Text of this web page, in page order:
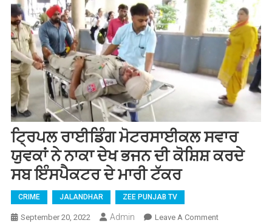
ਟ੍ਰਿਪਲ ਰਾਈਡਿੰਗ ਮੋਟਰਸਾਈਕਲ ਸਵਾਰ
ਯੁਵਕਾਂ ਨੇ ਨਾਕਾ ਦੇਖ ਭਜਨ ਦੀ ਕੋਸ਼ਿਸ਼ ਕਰਦੇ
ਸਬ ਇੰਸਪੈਕਟਰ ਦੇ ਮਾਰੀ ਟੱਕਰ
CRIME JALANDHAR ZEE PUNJAB TV
September 20, 2022 Admin Leave A CommentOn ਟ੍ਰਿਪਲ